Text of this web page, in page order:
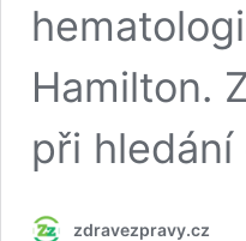
Hamilton.
při
zdravezpravy.cz